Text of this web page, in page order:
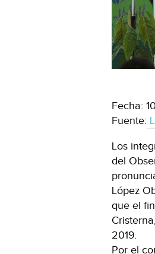
Fecha:
Fuente:
Los
del
López
que el
2019.
Por el